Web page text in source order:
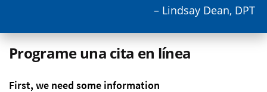
– Lindsay Dean, DPT
Programe una cita en línea